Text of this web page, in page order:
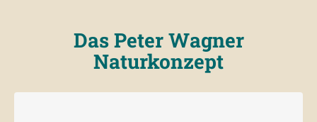
Das Peter Wagner
Naturkonzept